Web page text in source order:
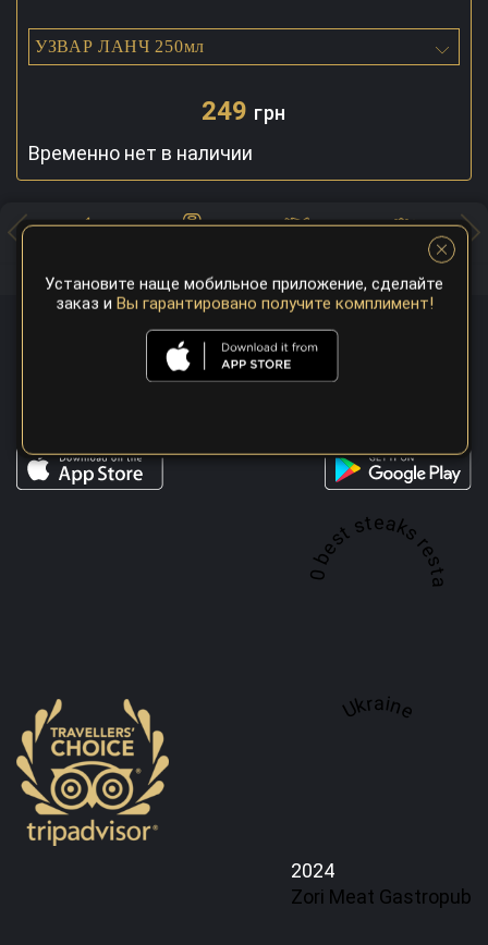
УЗВАР ЛАНЧ 250мл
249 грн
Временно нет в наличии
A top 100 best steaks restaurant in
Ukraine
2024
Zori Meat Gastropub
Установите наще мобильное приложение, сделайте
заказ и Вы гарантировано получите комплимент!